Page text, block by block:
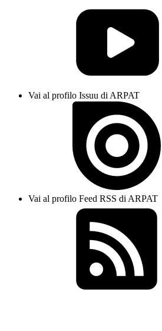
Vai al profilo Issuu di ARPAT
Vai al profilo Feed RSS di ARPAT